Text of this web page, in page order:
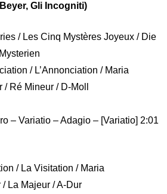
Gli Incogniti)
/ Les Cinq Mystères Joyeux / Die
/ L’Annonciation / Maria
Ré Mineur / D-Moll
– Variatio – Adagio – [Variatio] 2:01
/ La Visitation / Maria
La Majeur / A-Dur